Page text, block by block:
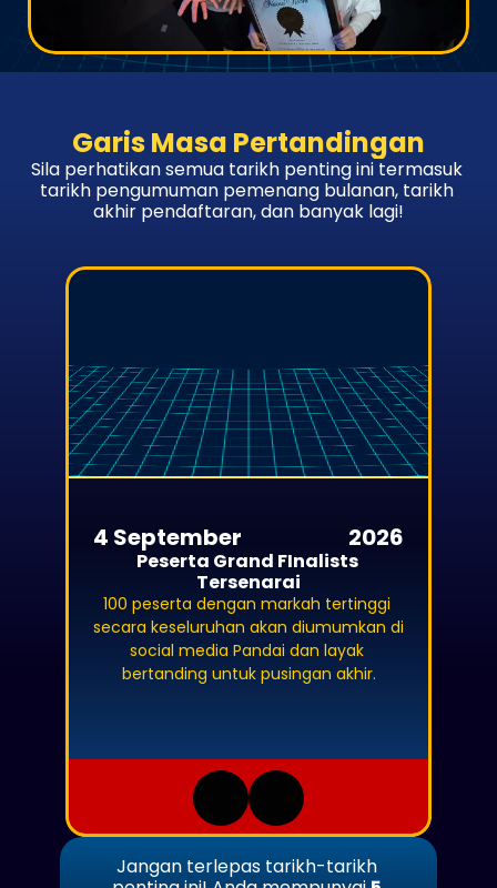
Garis Masa Pertandingan
Sila perhatikan semua tarikh penting ini termasuk
tarikh pengumuman pemenang bulanan, tarikh
akhir pendaftaran, dan banyak lagi!
4 September 2026
Peserta Grand FInalists
Tersenarai
100 peserta dengan markah tertinggi
secara keseluruhan akan diumumkan di
social media Pandai dan layak
bertanding untuk pusingan akhir.
Jangan terlepas tarikh-tarikh